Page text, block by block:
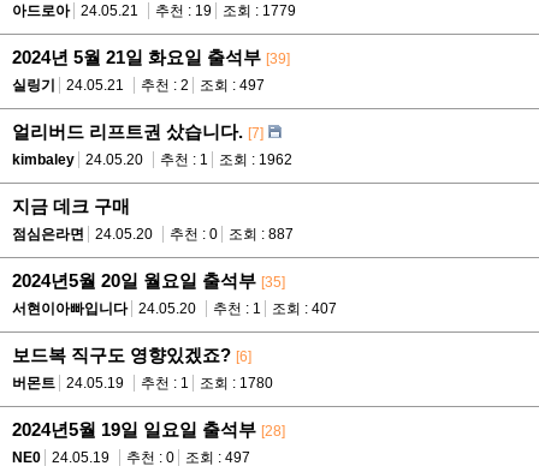
아드로아
24.05.21 추천 : 19 조회 : 1779
2024년 5월 21일 화요일 출석부 [39]
실링기
24.05.21 추천 : 2 조회 : 497
얼리버드 리프트권 샀습니다. [7]
kimbaley
24.05.20 추천 : 1 조회 : 1962
지금 데크 구매
점심은라면 24.05.20 추천 : 0 조회 : 887
2024년5월 20일 월요일 출석부 [35]
서현이아빠입니다
24.05.20 추천 : 1 조회 : 407
보드복 직구도 영향있겠죠? [6]
버몬트
24.05.19 추천 : 1 조회 : 1780
2024년5월 19일 일요일 출석부 [28]
NE0
24.05.19 추천 : 0 조회 : 497